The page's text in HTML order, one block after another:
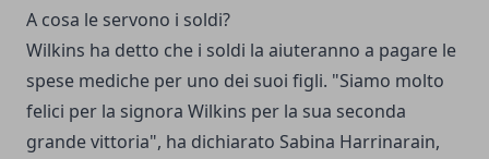
A cosa le servono i soldi?
Wilkins ha detto che i soldi la aiuteranno a pagare le
spese mediche per uno dei suoi figli. "Siamo molto
felici per la signora Wilkins per la sua seconda
grande vittoria", ha dichiarato Sabina Harrinarain,